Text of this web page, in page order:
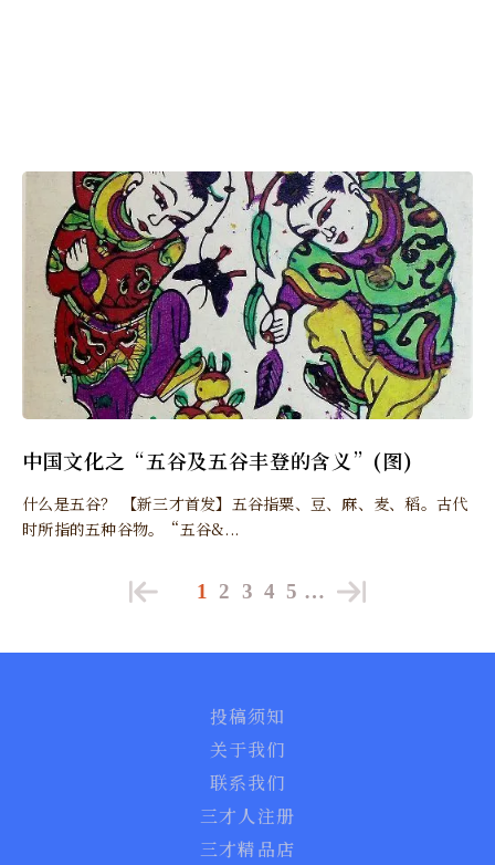
中国文化之“五谷及五谷丰登的含义”(图)
什么是五谷？ 【新三才首发】五谷指粟、豆、麻、麦、稻。古代
时所指的五种谷物。“五谷&...
1 2 3 4 5 …
投稿须知
关于我们
联系我们
三才人注册
三才精品店